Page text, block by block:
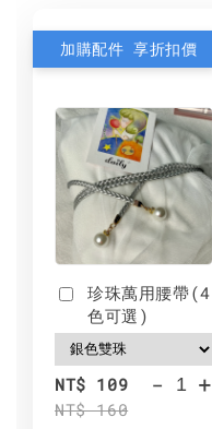
加購配件 享折扣價
珍珠萬用腰帶(4
色可選)
NT$ 109
NT$ 160
- +